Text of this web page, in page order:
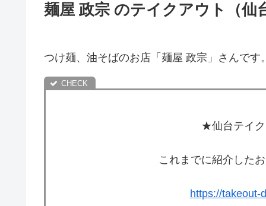
麺屋 政宗 のテイクアウト（仙
つけ麺、油そばのお店「麺屋 政宗」さんです
★仙台テイ
これまでに紹介した
https://takeout-